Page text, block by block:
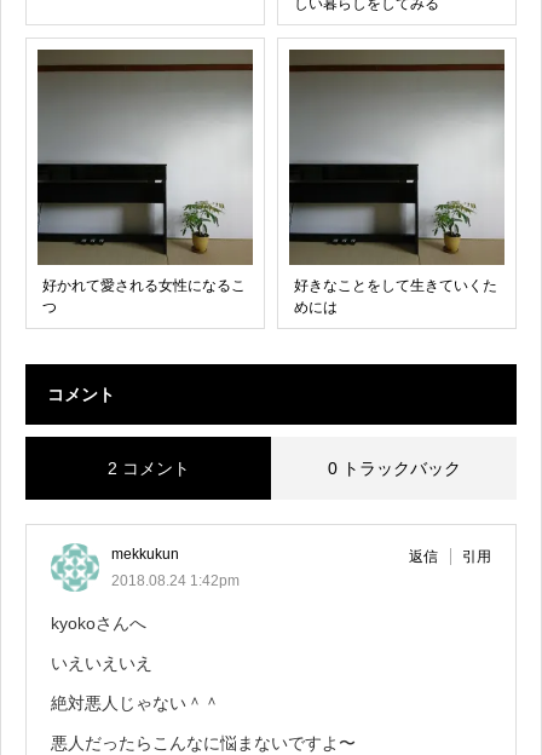
しい暮らしをしてみる
好かれて愛される女性になるこ
つ
好きなことをして生きていくた
めには
コメント
2 コメント 0 トラックバック
mekkukun
2018.08.24 1:42pm
返信 引用
kyokoさんへ
いえいえいえ
絶対悪人じゃない＾＾
悪人だったらこんなに悩まないですよ〜